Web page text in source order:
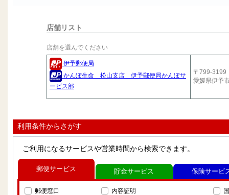
店舗リスト
店舗を選んでください
伊予郵便局
かんぽ生命 松山支店 伊予郵便局かんぽサ
ービス部
〒799-3199
愛媛県伊予
利用条件からさがす
ご利用になるサービスや営業時間から検索できます。
郵便サービス
郵便窓口
内容証明
貯金サービス 保険サービ